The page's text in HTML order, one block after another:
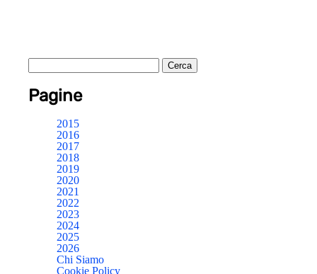
Pagine
2015
2016
2017
2018
2019
2020
2021
2022
2023
2024
2025
2026
Chi Siamo
Cookie Policy